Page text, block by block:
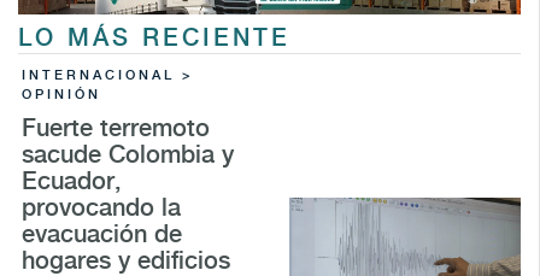
LO MÁS RECIENTE
INTERNACIONAL >
OPINIÓN
Fuerte terremoto
sacude Colombia y
Ecuador,
provocando la
evacuación de
hogares y edificios